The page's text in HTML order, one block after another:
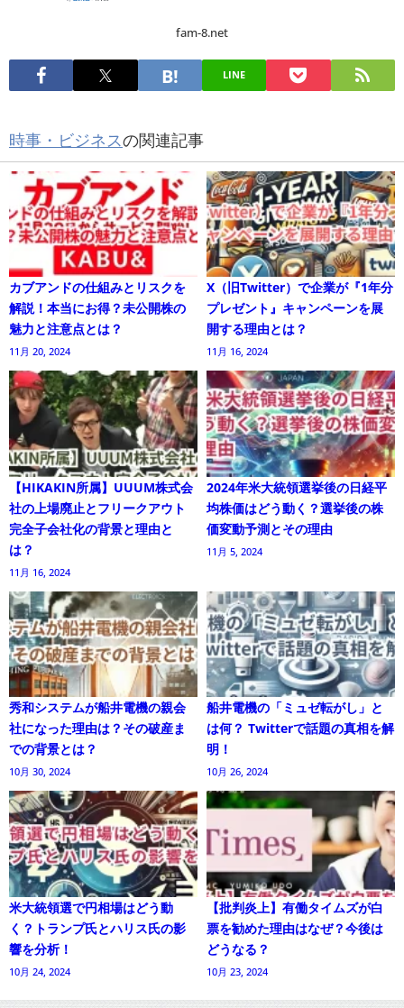
fam-8.net
LINE
時事・ビジネスの関連記事
カブアンドの仕組みとリスクを
解説！本当にお得？未公開株の
魅力と注意点とは？
11月 20, 2024
X（旧Twitter）で企業が『1年分
プレゼント』キャンペーンを展
開する理由とは？
11月 16, 2024
【HIKAKIN所属】UUUM株式会
社の上場廃止とフリークアウト
完全子会社化の背景と理由と
は？
11月 16, 2024
2024年米大統領選挙後の日経平
均株価はどう動く？選挙後の株
価変動予測とその理由
11月 5, 2024
秀和システムが船井電機の親会
社になった理由は？その破産ま
での背景とは？
10月 30, 2024
船井電機の「ミュゼ転がし」と
は何？ Twitterで話題の真相を解
明！
10月 26, 2024
米大統領選で円相場はどう動
く？トランプ氏とハリス氏の影
響を分析！
10月 24, 2024
【批判炎上】有働タイムズが白
票を勧めた理由はなぜ？今後は
どうなる？
10月 23, 2024